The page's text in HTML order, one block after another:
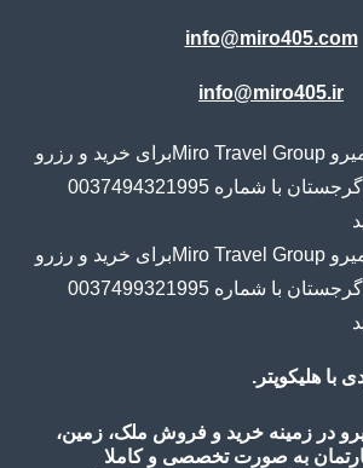
info@miro405.com
info@miro405.ir
با هلیکوپتر.
در زمینه خرید و فروش ملک، زمین،
به صورت تخصصی و کاملا